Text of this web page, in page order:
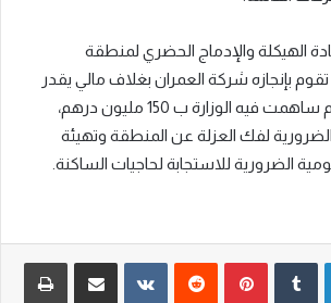
الهيكلة والإدماج الحضري لمنطقة
تقوم بإنجازه شركة العمران بغلاف مالي يقدر
ب 230 مليون درهم ساهمت فيه الوزارة ب 150 مليون درهم،
لفك العزلة عن المنطقة وتهيئة
الضرورية للاستجابة لحاجيات الساكنة.
لينكدإن بينتيريست ‏VKontakte